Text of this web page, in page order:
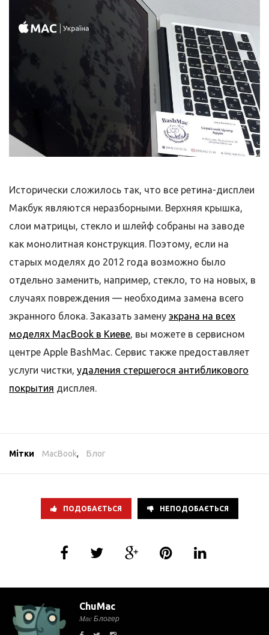
Исторически сложилось так, что все ретина-дисплеи
Макбук являются неразборными. Верхняя крышка,
слои матрицы, стекло и шлейф собраны на заводе
как монолитная конструкция. Поэтому, если на
старых моделях до 2012 года возможно было
отдельно заменить, например, стекло, то на новых, в
случаях повреждения — необходима замена всего
экранного блока. Заказать замену экрана на всех
моделях MacBook в Киеве , вы можете в сервисном
центре Apple BashMac. Сервис также предоставляет
услуги чистки, удаления стершегося антибликового
покрытия дисплея.
Мітки MacBook, Блог
ПОДОБАЄТЬСЯ НЕПОДОБАЄТЬСЯ
ChuMac
Mac Блогер